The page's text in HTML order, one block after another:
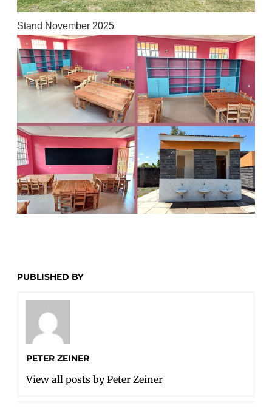
Stand November 2025
PUBLISHED BY
PETER ZEINER
View all posts by Peter Zeiner